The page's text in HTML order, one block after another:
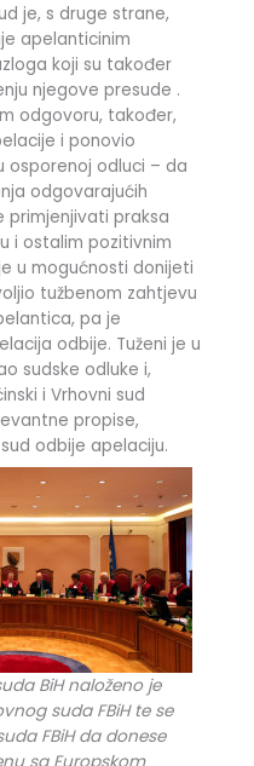
je, s druge strane,
apelanticinim
koji su također
njegove presude .
odgovoru, također,
i ponovio
osporenoj odluci – da
odgovarajućih
primjenjivati praksa
i ostalim pozitivnim
u mogućnosti donijeti
tužbenom zahtjevu
pa je
odbije. Tuženi je u
sudske odluke i,
i Vrhovni sud
propise,
odbije apelaciju.
BiH naloženo je
suda FBiH te se
FBiH da donese